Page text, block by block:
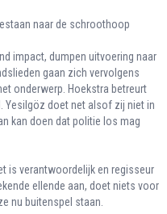
naar de schroothoop
impact, dumpen uitvoering naar
gaan zich vervolgens
onderwerp. Hoekstra betreurt
Yesilgöz doet net alsof zij niet in
kan doen dat politie los mag
is verantwoordelijk en regisseur
ellende aan, doet niets voor
nu buitenspel staan.